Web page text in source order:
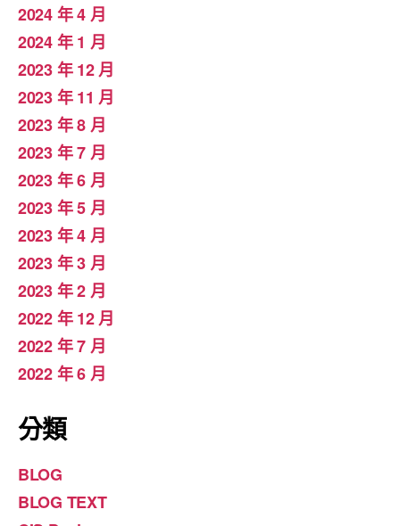
2024 年 4 月
2024 年 1 月
2023 年 12 月
2023 年 11 月
2023 年 8 月
2023 年 7 月
2023 年 6 月
2023 年 5 月
2023 年 4 月
2023 年 3 月
2023 年 2 月
2022 年 12 月
2022 年 7 月
2022 年 6 月
分類
BLOG
BLOG TEXT